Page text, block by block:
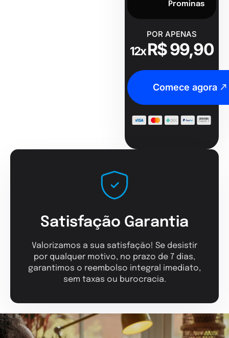
Prominas
POR APENAS
12xR$ 99,90
Comece agora
Satisfação Garantia
Valorizamos a sua satisfação! Se desistir
por qualquer motivo, no prazo de 7 dias,
garantimos o reembolso integral imediato,
sem taxas ou burocracia.